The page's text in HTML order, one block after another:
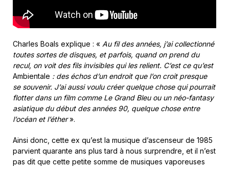
Charles Boals explique : « Au fil des années, j’ai collectionné
toutes sortes de disques, et parfois, quand on prend du
recul, on voit des fils invisibles qui les relient. C’est ce qu’est
Ambientale : des échos d’un endroit que l’on croit presque
se souvenir. J’ai aussi voulu créer quelque chose qui pourrait
flotter dans un film comme Le Grand Bleu ou un néo-fantasy
asiatique du début des années 90, quelque chose entre
l’océan et l’éther».
Ainsi donc, cette ex qu’est la musique d’ascenseur de 1985
parvient quarante ans plus tard à nous surprendre, et il n’est
pas dit que cette petite somme de musiques vaporeuses